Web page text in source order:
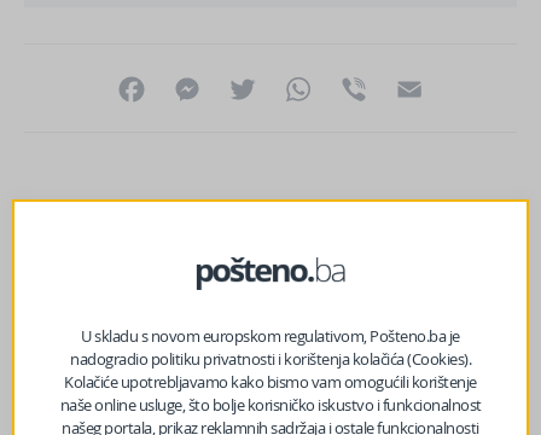
FacebookMessenger
Twitter WhatsApp
Viber
U skladu s novom europskom regulativom, Pošteno.ba je
nadogradio politiku privatnosti i korištenja kolačića (Cookies).
Kolačiće upotrebljavamo kako bismo vam omogućili korištenje
naše online usluge, što bolje korisničko iskustvo i funkcionalnost
našeg portala, prikaz reklamnih sadržaja i ostale funkcionalnosti